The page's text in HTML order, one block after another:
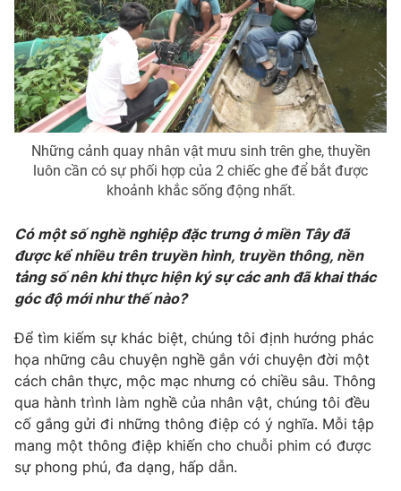
cấp ngày 29/12/2023
Tổng Biên tập:Vũ Thanh Thủy
Phó Tổng Biên tập:
Nguyễn Thị Mỹ Hạnh, Phạm Quốc Thắng,
Nguyễn Trọng Ninh
Tổng đài VTV:
024.38 355 931 - 024.38 355 932
Ðiện thoại Thời báo VTV:024.66 897 897
Email:toasoan@vtv.vn
Liên hệ quảng cáo: 024-7300.7108
® Cấm sao chép dưới mọi hình thức nếu không có sự chấp
thuận bằng văn bản. Ghi rõ nguồn VTV.vn khi phát hành lại
thông tin từ website này.
Những cảnh quay nhân vật mưu sinh trên ghe, thuyền
luôn cần có sự phối hợp của 2 chiếc ghe để bắt được
khoảnh khắc sống động nhất.
Có một số nghề nghiệp đặc trưng ở miền Tây đã
được kể nhiều trên truyền hình, truyền thông, nền
tảng số nên khi thực hiện ký sự các anh đã khai thác
góc độ mới như thế nào?
Để tìm kiếm sự khác biệt, chúng tôi định hướng phác
họa những câu chuyện nghề gắn với chuyện đời một
cách chân thực, mộc mạc nhưng có chiều sâu. Thông
qua hành trình làm nghề của nhân vật, chúng tôi đều
cố gắng gửi đi những thông điệp có ý nghĩa. Mỗi tập
mang một thông điệp khiến cho chuỗi phim có được
sự phong phú, đa dạng, hấp dẫn.